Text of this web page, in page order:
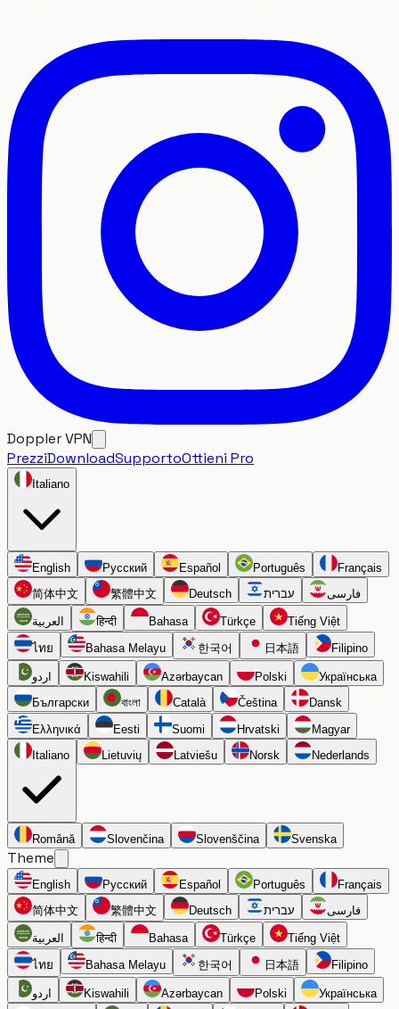
Doppler VPN
PrezziDownloadSupportoOttieni Pro
Italiano
English Русский Español Português
Français
简体中文
繁體中文 Deutsch עברית فارسی
العربية हिन्दी Bahasa Türkçe
Tiếng Việt
ไทย
Bahasa Melayu 한국어 日本語 Filipino
اردو Kiswahili Azərbaycan Polski
Українська
Български
বাংলা Català Čeština
Dansk
Ελληνικά
Eesti Suomi Hrvatski
Magyar
Italiano
Lietuvių Latviešu Norsk Nederlands
Română Slovenčina Slovenščina Svenska
Theme
English Русский Español Português
Français
简体中文
繁體中文 Deutsch עברית فارسی
العربية हिन्दी Bahasa Türkçe
Tiếng Việt
ไทย
Bahasa Melayu 한국어 日本語 Filipino
اردو Kiswahili Azərbaycan Polski
Українська